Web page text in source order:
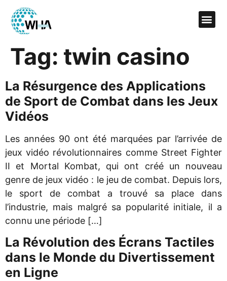
Tag: twin casino
La Résurgence des Applications
de Sport de Combat dans les Jeux
Vidéos
Les années 90 ont été marquées par l’arrivée de
jeux vidéo révolutionnaires comme Street Fighter
II et Mortal Kombat, qui ont créé un nouveau
genre de jeux vidéo : le jeu de combat. Depuis lors,
le sport de combat a trouvé sa place dans
l’industrie, mais malgré sa popularité initiale, il a
connu une période […]
La Révolution des Écrans Tactiles
dans le Monde du Divertissement
en Ligne